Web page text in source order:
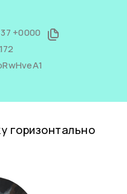
+0000
горизонтально